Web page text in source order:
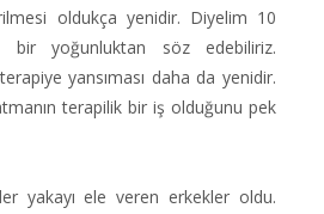
oldukça yenidir. Diyelim 10
bir yoğunluktan söz edebiliriz.
yansıması daha da yenidir.
terapilik bir iş olduğunu pek
yakayı ele veren erkekler oldu.